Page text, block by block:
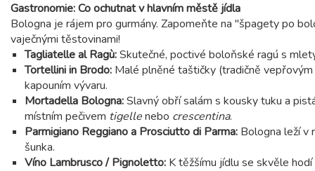
Gastronomie: Co ochutnat v hlavním městě jídla
Bologna je rájem pro gurmány. Zapomeňte na "špagety po
vaječnými těstovinami!
Tagliatelle al Ragù:Skutečné, poctivé boloňské ragú s
Tortellini in Brodo: Malé plněné taštičky (tradičně
kapouním vývaru.
Mortadella Bologna:Slavný obří salám s kousky tuku a
místním pečivem tigellenebo crescentina.
Parmigiano Reggiano a Prosciutto di Parma: Bologna leží v
šunka.
Víno Lambrusco / Pignoletto: K těžšímu jídlu se skvěle